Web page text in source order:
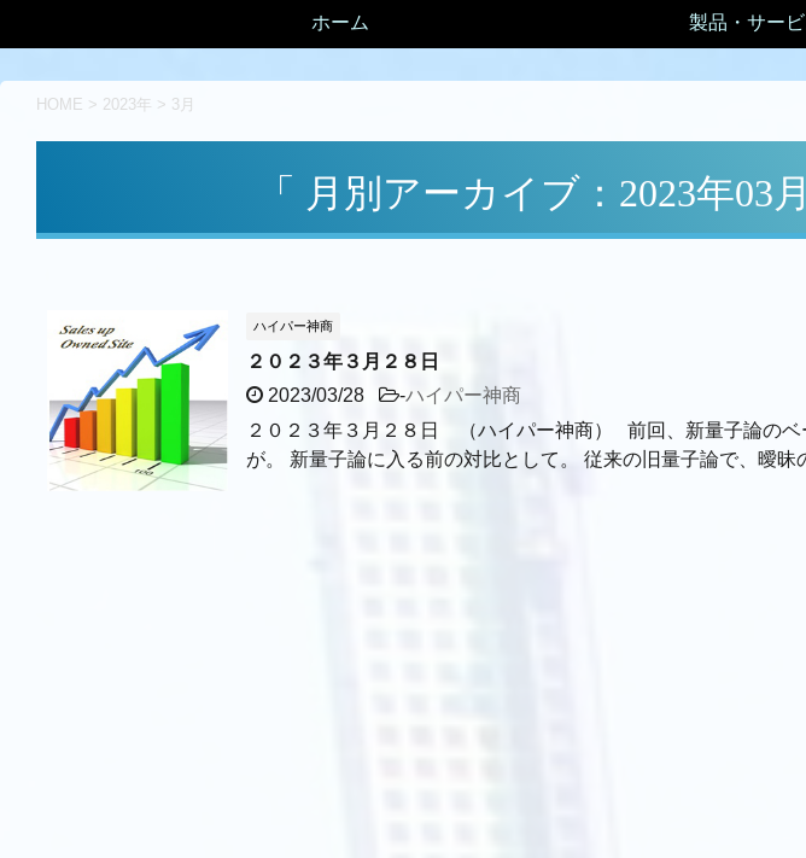
ホーム 製品・サー
HOME > 2023年 > 3月
「 月別アーカイブ：2023年03
ハイパー神商
２０２３年３月２８日
2023/03/28
-ハイパー神商
２０２３年３月２８日 （ハイパー神商） 前回、新量子論のベ
が。 新量子論に入る前の対比として。 従来の旧量子論で、曖